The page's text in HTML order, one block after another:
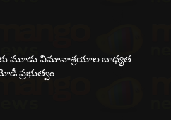
కు మూడు విమానాశ్రయాల బాధ్యత
ప్రభుత్వం